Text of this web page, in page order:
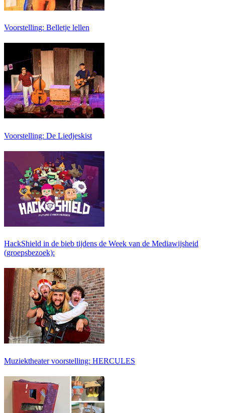
Voorstelling: Belletje lellen
Voorstelling: De Liedjeskist
HackShield in de bieb tijdens de Week van de Mediawijsheid
(groepsbezoek):
Muziektheater voorstelling: HERCULES